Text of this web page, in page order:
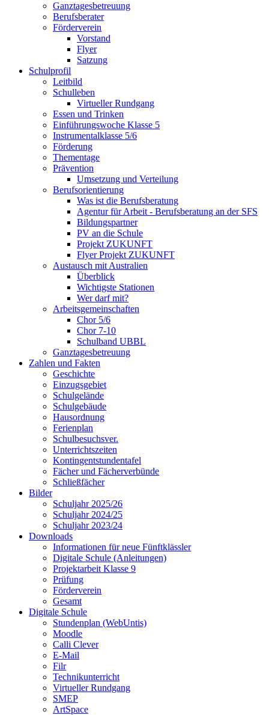
Ganztagesbetreuung
Berufsberater
Förderverein
Vorstand
Flyer
Satzung
Schulprofil
Leitbild
Schulleben
Virtueller Rundgang
Essen und Trinken
Einführungswoche Klasse 5
Instrumentalklasse 5/6
Förderung
Thementage
Prävention
Umsetzung und Verteilung
Berufsorientierung
Was ist die Berufsberatung
Agentur für Arbeit - Berufsberatung an der SFS
Bildungspartner
PV an die Schule
Projekt ZUKUNFT
Flyer Projekt ZUKUNFT
Austausch mit Australien
Überblick
Wichtigste Stationen
Wer darf mit?
Arbeitsgemeinschaften
Chor 5/6
Chor 7-10
Schulband UBBL
Ganztagesbetreuung
Zahlen und Fakten
Geschichte
Einzugsgebiet
Schulgelände
Schulgebäude
Hausordnung
Ferienplan
Schulbesuchsver.
Unterrichtszeiten
Kontingentstundentafel
Fächer und Fächerverbünde
Schließfächer
Bilder
Schuljahr 2025/26
Schuljahr 2024/25
Schuljahr 2023/24
Downloads
Informationen für neue Fünftklässler
Digitale Schule (Anleitungen)
Projektarbeit Klasse 9
Prüfung
Förderverein
Gesamt
Digitale Schule
Stundenplan (WebUntis)
Moodle
Calli Clever
E-Mail
Filr
Technikunterricht
Virtueller Rundgang
SMEP
ArtSpace